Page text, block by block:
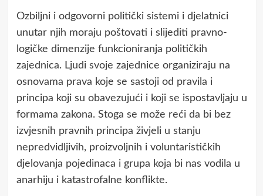
Ozbiljni i odgovorni politički sistemi i djelatnici
unutar njih moraju poštovati i slijediti pravno-
logičke dimenzije funkcioniranja političkih
zajednica. Ljudi svoje zajednice organiziraju na
osnovama prava koje se sastoji od pravila i
principa koji su obavezujući i koji se ispostavljaju u
formama zakona. Stoga se može reći da bi bez
izvjesnih pravnih principa živjeli u stanju
nepredvidljivih, proizvoljnih i voluntarističkih
djelovanja pojedinaca i grupa koja bi nas vodila u
anarhiju i katastrofalne konflikte.